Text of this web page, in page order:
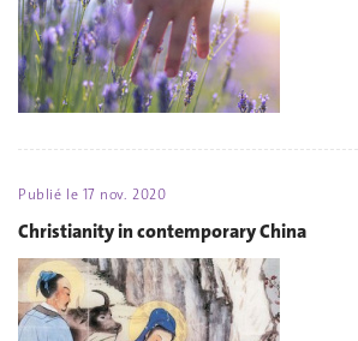
Publié le 17 nov. 2020
Christianity in contemporary China